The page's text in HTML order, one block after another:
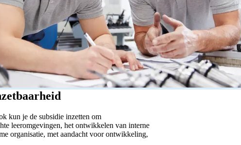
kun je de subsidie inzetten om
leeromgevingen, het ontwikkelen van interne
organisatie, met aandacht voor ontwikkeling,